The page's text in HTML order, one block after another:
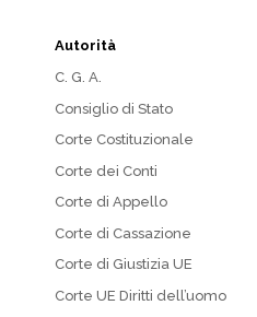
Autorità
C. G. A.
Consiglio di Stato
Corte Costituzionale
Corte dei Conti
Corte di Appello
Corte di Cassazione
Corte di Giustizia UE
Corte UE Diritti dell’uomo